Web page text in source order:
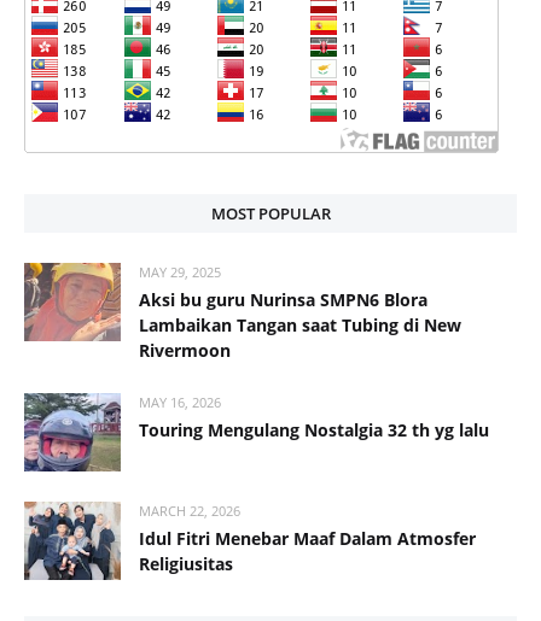
MOST POPULAR
MAY 29, 2025
Aksi bu guru Nurinsa SMPN6 Blora
Lambaikan Tangan saat Tubing di New
Rivermoon
MAY 16, 2026
Touring Mengulang Nostalgia 32 th yg lalu
MARCH 22, 2026
Idul Fitri Menebar Maaf Dalam Atmosfer
Religiusitas